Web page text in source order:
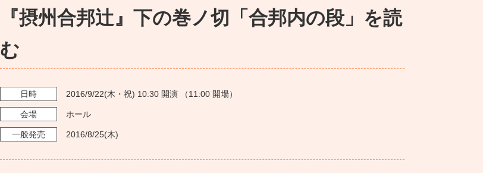
『摂州合邦辻』下の巻ノ切「合邦内の段」を読
む
日時 2016/9/22(木・祝) 10:30 開演 （11:00 開場）
会場 ホール
一般発売 2016/8/25(木)